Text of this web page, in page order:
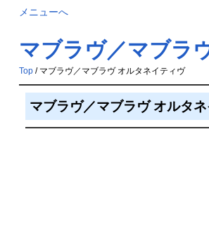
メニューへ
マブラヴ／マブラ
Top/ マブラヴ／マブラヴ オルタネイティヴ
マブラヴ／マブラヴ オルタ